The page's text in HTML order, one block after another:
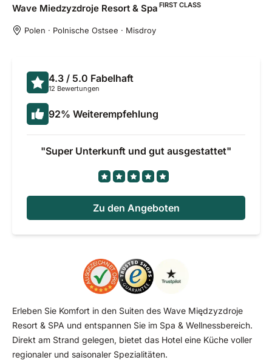
Wave Miedzyzdroje Resort & Spa FIRST CLASS
Polen · Polnische Ostsee · Misdroy
4.3 / 5.0 Fabelhaft
12 Bewertungen
92% Weiterempfehlung
Super Unterkunft und gut ausgestattet
Zu den Angeboten
Erleben Sie Komfort in den Suiten des Wave Międzyzdroje
Resort & SPA und entspannen Sie im Spa & Wellnessbereich.
Direkt am Strand gelegen, bietet das Hotel eine Küche voller
regionaler und saisonaler Spezialitäten.